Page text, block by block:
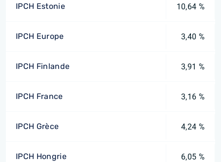
IPCH Estonie 10,64 %
IPCH Europe 3,40 %
IPCH Finlande 3,91 %
IPCH France 3,16 %
IPCH Grèce 4,24 %
IPCH Hongrie 6,05 %